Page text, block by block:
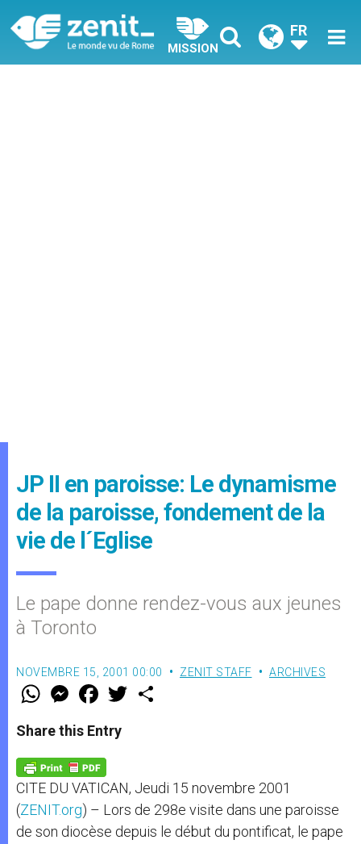
MISSION
FR
JP II en paroisse: Le dynamisme
de la paroisse, fondement de la
vie de l´Eglise
Le pape donne rendez-vous aux jeunes
à Toronto
NOVEMBRE 15, 2001 00:00 ZENIT STAFF ARCHIVES
W
t
s
p
p
M
e
s
e
g
e
r
F
a
e
b
o
k
w
Share this Entry
CITE DU VATICAN, Jeudi 15 novembre 2001
(ZENIT.org) – Lors de 298e visite dans une paroisse
de son diocèse depuis le début du pontificat, le pape